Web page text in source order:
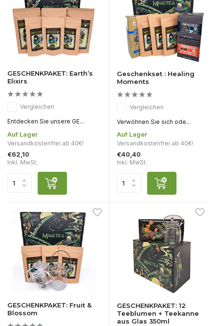
GESCHENKPAKET: Earth’s
Elixirs
Vergleichen
Entdecken Sie unsere GE...
Auf Lager
Versandkostenfrei ab 40€!
€62,10
Inkl. MwSt.
Geschenkset : Healing
Moments
Vergleichen
Verwöhnen Sie sich ode...
Auf Lager
Versandkostenfrei ab 40€!
€40,40
Inkl. MwSt.
GESCHENKPAKET: Fruit &
Blossom
GESCHENKPAKET: 12
Teeblumen + Teekanne
aus Glas 350ml